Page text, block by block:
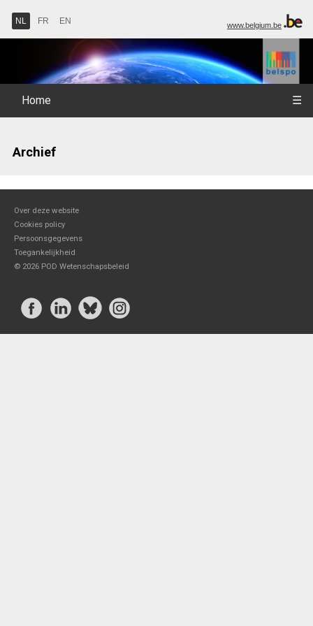
NL FR EN www.belgium.be
Home ☰
Archief
Over deze website
Cookies policy
Persoonsgegevens
Toegankelijkheid
© 2026 POD Wetenschapsbeleid